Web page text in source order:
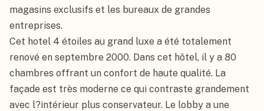
magasins exclusifs et les bureaux de grandes
entreprises.
Cet hotel 4 étoiles au grand luxe a été totalement
renové en septembre 2000. Dans cet hôtel, il y a 80
chambres offrant un confort de haute qualité. La
façade est très moderne ce qui contraste grandement
avec l?intérieur plus conservateur. Le lobby a une